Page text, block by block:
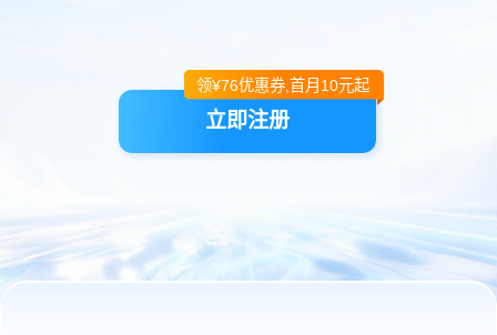
立即注册
领¥76优惠券,首月10元起